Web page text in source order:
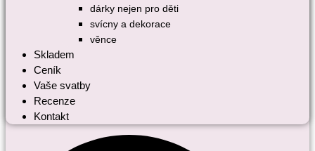
dárky nejen pro děti
svícny a dekorace
věnce
Skladem
Ceník
Vaše svatby
Recenze
Kontakt